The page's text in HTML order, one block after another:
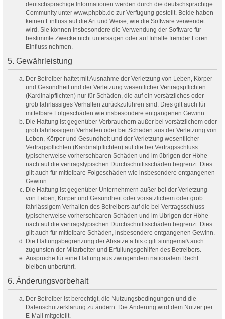
deutschsprachige Informationen werden durch die deutschsprachige
Community unter www.phpbb.de zur Verfügung gestellt. Beide haben
keinen Einfluss auf die Art und Weise, wie die Software verwendet
wird. Sie können insbesondere die Verwendung der Software für
bestimmte Zwecke nicht untersagen oder auf Inhalte fremder Foren
Einfluss nehmen.
5. Gewährleistung
Der Betreiber haftet mit Ausnahme der Verletzung von Leben, Körper
und Gesundheit und der Verletzung wesentlicher Vertragspflichten
(Kardinalpflichten) nur für Schäden, die auf ein vorsätzliches oder
grob fahrlässiges Verhalten zurückzuführen sind. Dies gilt auch für
mittelbare Folgeschäden wie insbesondere entgangenen Gewinn.
Die Haftung ist gegenüber Verbrauchern außer bei vorsätzlichem oder
grob fahrlässigem Verhalten oder bei Schäden aus der Verletzung von
Leben, Körper und Gesundheit und der Verletzung wesentlicher
Vertragspflichten (Kardinalpflichten) auf die bei Vertragsschluss
typischerweise vorhersehbaren Schäden und im übrigen der Höhe
nach auf die vertragstypischen Durchschnittsschäden begrenzt. Dies
gilt auch für mittelbare Folgeschäden wie insbesondere entgangenen
Gewinn.
Die Haftung ist gegenüber Unternehmern außer bei der Verletzung
von Leben, Körper und Gesundheit oder vorsätzlichem oder grob
fahrlässigem Verhalten des Betreibers auf die bei Vertragsschluss
typischerweise vorhersehbaren Schäden und im Übrigen der Höhe
nach auf die vertragstypischen Durchschnittsschäden begrenzt. Dies
gilt auch für mittelbare Schäden, insbesondere entgangenen Gewinn.
Die Haftungsbegrenzung der Absätze a bis c gilt sinngemäß auch
zugunsten der Mitarbeiter und Erfüllungsgehilfen des Betreibers.
Ansprüche für eine Haftung aus zwingendem nationalem Recht
bleiben unberührt.
6. Änderungsvorbehalt
Der Betreiber ist berechtigt, die Nutzungsbedingungen und die
Datenschutzerklärung zu ändern. Die Änderung wird dem Nutzer per
E-Mail mitgeteilt.